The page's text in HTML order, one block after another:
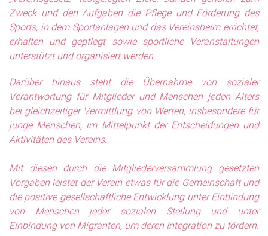
Zweck und den Aufgaben die Pflege und Förderung des
Sports, in dem Sportanlagen und das Vereinsheim errichtet,
erhalten und gepflegt sowie sportliche Veranstaltungen
unterstützt und organisiert werden.
Darüber hinaus steht die Übernahme von sozialer
Verantwortung für Mitglieder und Menschen jeden Alters
bei gleichzeitiger Vermittlung von Werten, insbesondere für
junge Menschen, im Mittelpunkt der Entscheidungen und
Aktivitäten des Vereins.
Mit diesen durch die Mitgliederversammlung gesetzten
Vorgaben leistet der Verein etwas für die Gemeinschaft und
die positive gesellschaftliche Entwicklung unter Einbindung
von Menschen jeder sozialen Stellung und unter
Einbindung von Migranten, um deren Integration zu fördern.